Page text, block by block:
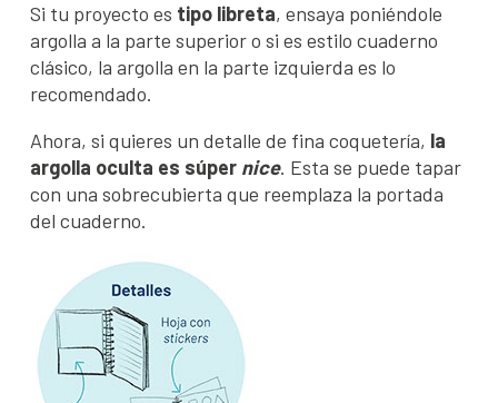
Si tu proyecto es tipo libreta, ensaya poniéndole
argolla a la parte superior o si es estilo cuaderno
clásico, la argolla en la parte izquierda es lo
recomendado.
Ahora, si quieres un detalle de fina coquetería, la
argolla oculta es súper nice. Esta se puede tapar
con una sobrecubierta que reemplaza la portada
del cuaderno.